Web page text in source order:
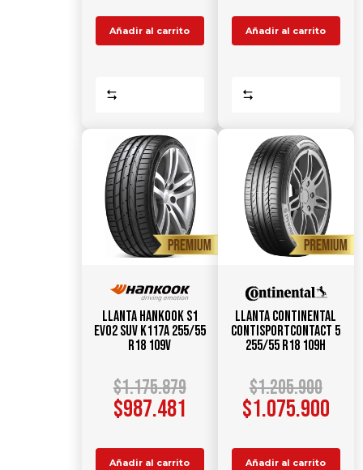
Añadir al carrito Añadir al carrito
Llanta HANKOOK S1
Evo2 SUV K117A 255/55
R18 109V
$1.175.879
$987.481
Añadir al carrito
Llanta CONTINENTAL
ContiSportContact 5
255/55 R18 109H
$1.205.900
$1.075.900
Añadir al carrito